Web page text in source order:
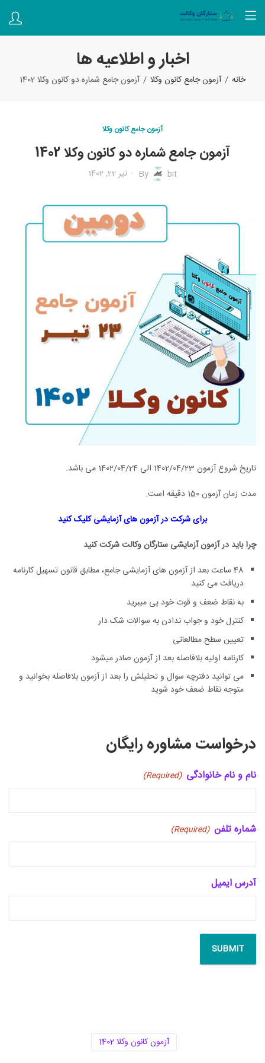
اخبار و اطلاعیه ها
خانه آزمون جامع کانون وکلا آزمون جامع شماره دو کانون وکلا 1402
آزمون جامع کانون وکلا
آزمون جامع شماره دو کانون وکلا 1402
By bit تیر 22, 1402
تاریخ شروع آزمون 1402/04/23 الی 1402/04/24 می باشد.
مدت زمان آزمون 150 دقیقه است.
برای شرکت در آزمون های آزمایشی کلیک کنید
چرا باید در آزمون آزمایشی ستارگان وکالت شرکت کنید
48 ساعت بعد از آزمون های آزمایشی جامع، مطابق قانون تسهیل کارنامه
دریافت می کنید
به نقاط ضعف و قوت خود پی میبرید
کنترل خود و جواب ندادن به سوالات شک دار
تعیین سطح مطالعاتی
کارنامه اولیه بلافاصله بعد از آزمون صادر میشود
می توانید دفترچه سوال و تحلیلش را بعد از آزمون بلافاصله بخوانید و
متوجه نقاط ضعف خود شوید
درخواست مشاوره رایگان
نام و نام خانوادگی (Required)
شماره تلفن (Required)
آدرس ایمیل
آزمون کانون وکلا 1402